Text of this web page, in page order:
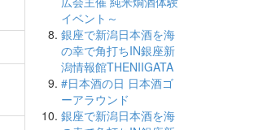
イベント～
銀座で新潟日本酒を海
の幸で角打ちIN銀座新
潟情報館THENIIGATA
#日本酒の日 日本酒ゴ
ーアラウンド
銀座で新潟日本酒を海